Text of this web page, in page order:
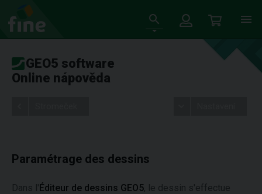
GEO5 software
Online nápověda
Paramétrage des dessins
Dans l'Éditeur de dessins GEO5, le dessin s'effectue